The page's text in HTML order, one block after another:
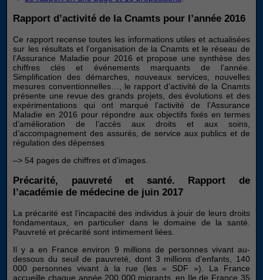
Rapport d’activité de la Cnamts pour l’année 2016
Ce rapport recense toutes les informations utiles et actualisées
sur les résultats et l’organisation de la Cnamts et le réseau de
l’Assurance Maladie pour 2016 et propose une synthèse des
chiffres clés et événements marquants de l’année.
Simplification des démarches, nouveaux services, nouvelles
mesures conventionnelles…, le rapport d’activité de la Cnamts
présente une revue des grands projets, des évolutions et des
expérimentations qui ont marqué l’activité de l’Assurance
Maladie en 2016 pour répondre aux objectifs fixés en termes
d’amélioration de l’accès aux droits et aux soins,
d’accompagnement des assurés, de service aux publics et de
régulation des dépenses
–> 54 pages de chiffres et d’images.
Précarité, pauvreté et santé. Rapport de
l’académie de médecine de juin 2017
La précarité est l’incapacité des individus à jouir de leurs droits
fondamentaux, en particulier dans le domaine de la santé.
Pauvreté et précarité sont intimement liées.
Il y a en France environ 9 millions de personnes vivant au-
dessous du seuil de pauvreté, dont 3 millions d’enfants, 140
000 personnes vivant à la rue (les « SDF »). La France
accueille chaque année 200 000 migrants, en Ile de France 35